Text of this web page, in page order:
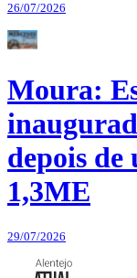
26/07/2026
Moura:
depois de
1,3ME
29/07/2026